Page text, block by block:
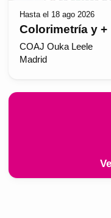
Hasta el 18 ago 2026
Colorimetría y +
COAJ Ouka Leele
Madrid